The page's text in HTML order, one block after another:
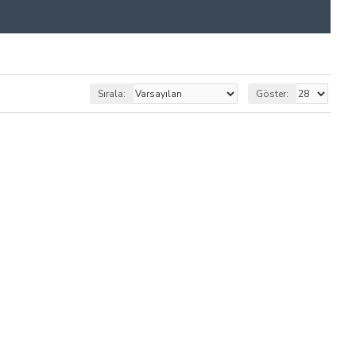
Sırala: Göster: